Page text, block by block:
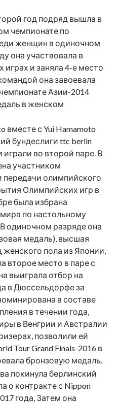
год подряд вышла в
чемпионате по
женщин в одиночном
она участвовала в
и заняла 4-е место
она завоевала
Азии-2014
в женском
вместе с Yui Hamamoto
бундеслиги ttc berlin
играли во второй паре. В
участником
олимпийского
Олимпийских игр в
была избрана
по настольному
одиночном разряде она
медаль), высшая
пола из Японии,
второе место в паре с
выиграла отбор на
в Дюссельдорфе за
в составе
в течении года,
в Венгрии и Австралии
позволили ей
Tour Grand Finals-2016 в
бронзовую медаль.
покинула берлинский
о контракте с Nippon
года, Затем она